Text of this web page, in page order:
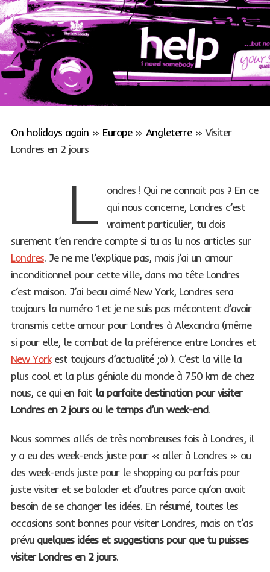
On holidays again» Europe» Angleterre»Visiter
Londres en 2 jours
L
ondres ! Qui ne connait pas ? En ce
qui nous concerne, Londres c’est
vraiment particulier, tu dois
surement t’en rendre compte si tu as lu nos articles sur
Londres. Je ne me l’explique pas, mais j’ai un amour
inconditionnel pour cette ville, dans ma tête Londres
c’est maison. J’ai beau aimé New York, Londres sera
toujours la numéro 1 et je ne suis pas mécontent d’avoir
transmis cette amour pour Londres à Alexandra (même
si pour elle, le combat de la préférence entre Londres et
New Yorkest toujours d’actualité ;o) ). C’est la ville la
plus cool et la plus géniale du monde à 750 km de chez
nous, ce qui en fait la parfaite destination pour visiter
Londres en 2 jours ou le temps d’un week-end.
Nous sommes allés de très nombreuses fois à Londres, il
y a eu des week-ends juste pour « aller à Londres » ou
des week-ends juste pour le shopping ou parfois pour
juste visiter et se balader et d’autres parce qu’on avait
besoin de se changer les idées. En résumé, toutes les
occasions sont bonnes pour visiter Londres, mais on t’as
prévu quelques idées et suggestions pour que tu puisses
visiter Londres en 2 jours.